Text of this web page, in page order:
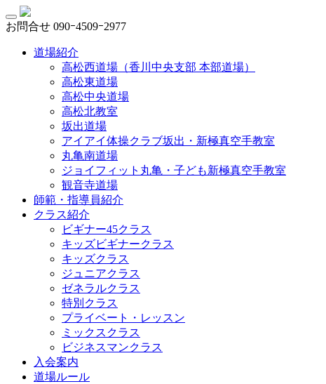
お問合せ 090ｰ4509ｰ2977
道場紹介
高松西道場（香川中央支部 本部道場）
高松東道場
高松中央道場
高松北教室
坂出道場
アイアイ体操クラブ坂出・新極真空手教室
丸亀南道場
ジョイフィット丸亀・子ども新極真空手教室
観音寺道場
師範・指導員紹介
クラス紹介
ビギナー45クラス
キッズビギナークラス
キッズクラス
ジュニアクラス
ゼネラルクラス
特別クラス
プライベート・レッスン
ミックスクラス
ビジネスマンクラス
入会案内
道場ルール